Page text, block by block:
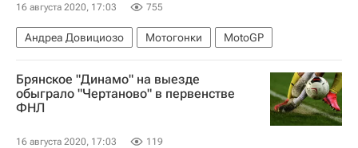
16 августа 2020, 17:03 755
Андреа Довициозо Мотогонки MotoGP
Брянское "Динамо" на выезде
обыграло "Чертаново" в первенстве
ФНЛ
16 августа 2020, 17:03 119